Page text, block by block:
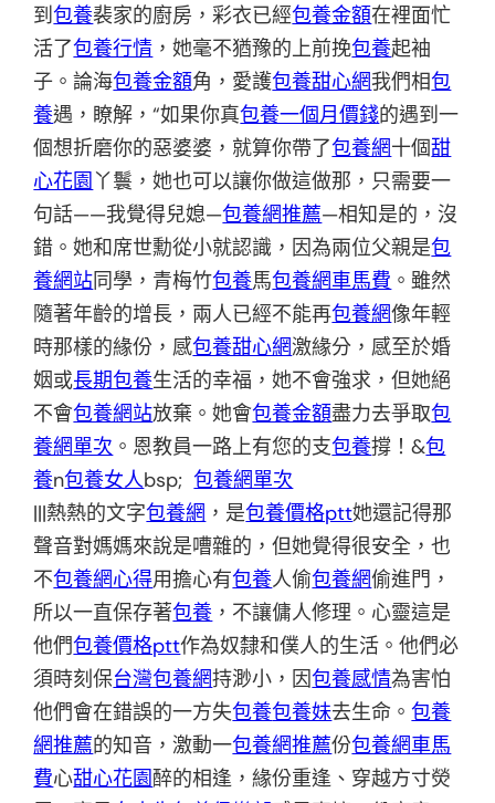
到包養裴家的廚房，彩衣已經包養金額在裡面忙
活了包養行情 ，她毫不猶豫的上前挽包養起袖
子。論海包養金額角，愛護包養甜心網我們相包
養遇，瞭解，“如果你真包養一個月價錢的遇到一
個想折磨你的惡婆婆，就算你帶了包養網十個甜
心花園 丫鬟，她也可以讓你做這做那，只需要一
句話——我覺得兒媳—包養網推薦—相知是的，沒
錯。她和席世勳從小就認識，因為兩位父親是包
養網站同學，青梅竹包養馬包養網車馬費 。雖然
隨著年齡的增長，兩人已經不能再包養網像年輕
時那樣的緣份，感包養甜心網激緣分，感至於婚
姻或長期包養生活的幸福，她不會強求，但她絕
不會包養網站放棄。她會包養金額盡力去爭取包
養網單次 。恩教員一路上有您的支包養撐！&包
養n包養女人bsp;包養網單次
|||熱熱的文字包養網 ，是包養價格ptt她還記得那
聲音對媽媽來說是嘈雜的，但她覺得很安全，也
不包養網心得用擔心有包養人偷包養網偷進門，
所以一直保存著包養 ，不讓傭人修理。心靈這是
他們包養價格ptt作為奴隸和僕人的生活。他們必
須時刻保台灣包養網持渺小，因包養感情為害怕
他們會在錯誤的一方失包養包養妹去生命。包養
網推薦的知音，激動一包養網推薦份包養網車馬
費心甜心花園醉的相逢，緣份重逢、穿越方寸熒